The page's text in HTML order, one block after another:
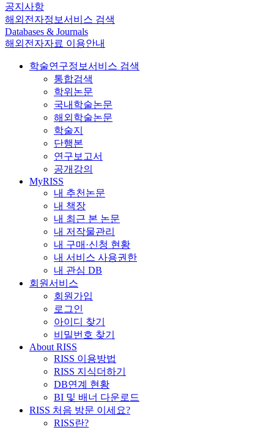
공지사항
해외전자정보서비스 검색
Databases & Journals
해외전자자료 이용안내
학술연구정보서비스 검색
통합검색
학위논문
국내학술논문
해외학술논문
학술지
단행본
연구보고서
공개강의
MyRISS
내 추천논문
내 책장
내 최근 본 논문
내 저작물관리
내 구매·신청 현황
내 서비스 사용권한
내 관심 DB
회원서비스
회원가입
로그인
아이디 찾기
비밀번호 찾기
About RISS
RISS 이용방법
RISS 지식더하기
DB연계 현황
BI 및 배너 다운로드
RISS 처음 방문 이세요?
RISS란?